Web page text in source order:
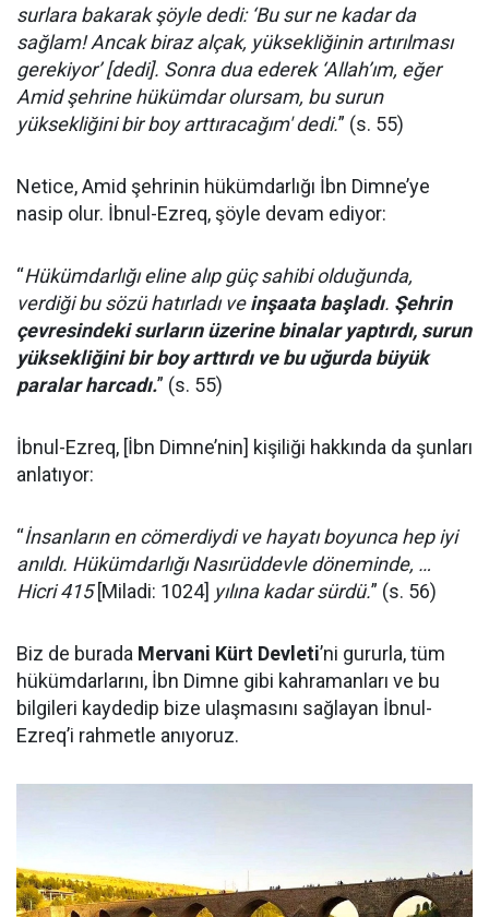
surlara bakarak şöyle dedi: ‘Bu sur ne kadar da
sağlam! Ancak biraz alçak, yüksekliğinin artırılması
gerekiyor’ [dedi]. Sonra dua ederek ‘Allah’ım, eğer
Amid şehrine hükümdar olursam, bu surun
yüksekliğini bir boy arttıracağım' dedi.” (s. 55)
Netice, Amid şehrinin hükümdarlığı İbn Dimne’ye
nasip olur. İbnul-Ezreq, şöyle devam ediyor:
“Hükümdarlığı eline alıp güç sahibi olduğunda,
verdiği bu sözü hatırladı veinşaata başladı. Şehrin
çevresindeki surların üzerine binalar yaptırdı, surun
yüksekliğini bir boy arttırdı ve bu uğurda büyük
paralar harcadı.” (s. 55)
İbnul-Ezreq, [İbn Dimne’nin] kişiliği hakkında da şunları
anlatıyor:
“İnsanların en cömerdiydi ve hayatı boyunca hep iyi
anıldı. Hükümdarlığı Nasırüddevle döneminde, …
Hicri 415[Miladi: 1024] yılına kadar sürdü.” (s. 56)
Biz de burada Mervani Kürt Devleti’ni gururla, tüm
hükümdarlarını, İbn Dimne gibi kahramanları ve bu
bilgileri kaydedip bize ulaşmasını sağlayan İbnul-
Ezreq’i rahmetle anıyoruz.